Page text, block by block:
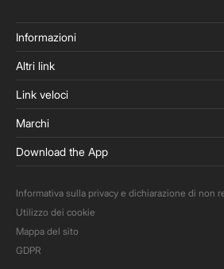
Informazioni
Altri link
Link veloci
Marchi
Download the App
Informativa sulla privacy e dichiarazione di non
Utilizzo dei cookie
Mappa del sito
GDPR